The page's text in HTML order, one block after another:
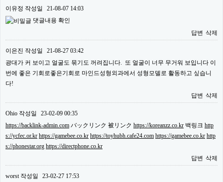
이유정 작성일
21-08-07 14:03
댓글내용 확인
답변 삭제
이은진 작성일
21-08-27 03:42
광대가 커 보이고 얼굴도 묶기도 꺼려집니다. 또 얼굴이 너무 무거워 보입니다 이
번에 좋은 기회로좋은기회로 마인드성형외과에서 성형모델로 활동하고 싶습니
다!
답변 삭제
Ohio 작성일
23-02-09 00:35
https://backlink-admin.com バックリンク 被リンク https://koreanzz.co.kr 백링크 http
s://ycfec.or.kr https://gamebee.co.kr https://toyhubh.cafe24.com https://gamebee.co.kr http
s://phonestar.org https://directphone.co.kr
답변 삭제
worst 작성일 23-02-27 17:53